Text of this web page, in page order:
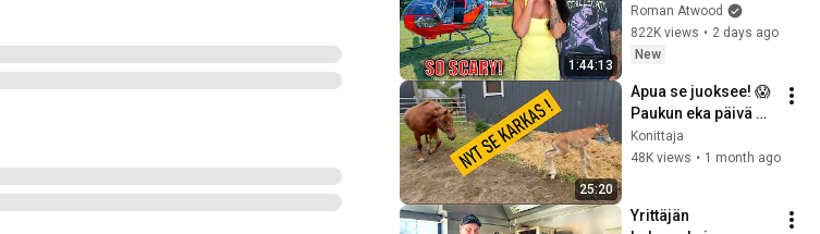
1:44:13
Helicopter. Very
Scary Experience
But Everyone Is
Roman Atwood
822K views • 2 days ago
New
25:20
Apua se juoksee! 😱
Paukun eka päivä
äitinä
Konittaja
48K views • 1 month ago
Yrittäjän